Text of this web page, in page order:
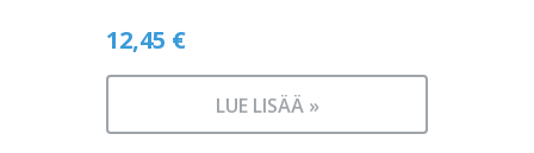
12,45 €
LUE LISÄÄ »